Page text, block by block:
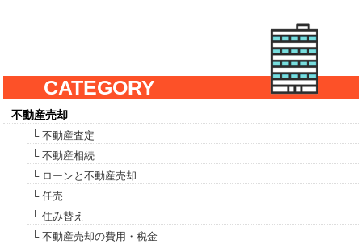
CATEGORY
不動産売却
└ 不動産査定
└ 不動産相続
└ ローンと不動産売却
└ 任売
└ 住み替え
└ 不動産売却の費用・税金